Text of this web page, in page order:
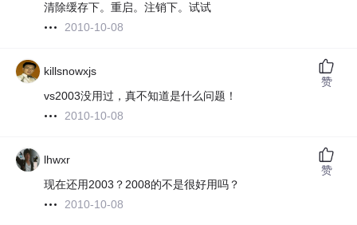
清除缓存下。重启。注销下。试试
2010-10-08
killsnowxjs
vs2003没用过，真不知道是什么问题！
2010-10-08
赞
lhwxr
现在还用2003？2008的不是很好用吗？
2010-10-08
赞